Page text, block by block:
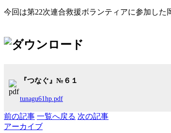
今回は第22次連合救援ボランティアに参加した
『つなぐ』№６１
tunagu61hp.pdf
前の記事 一覧へ戻る 次の記事
アーカイブ